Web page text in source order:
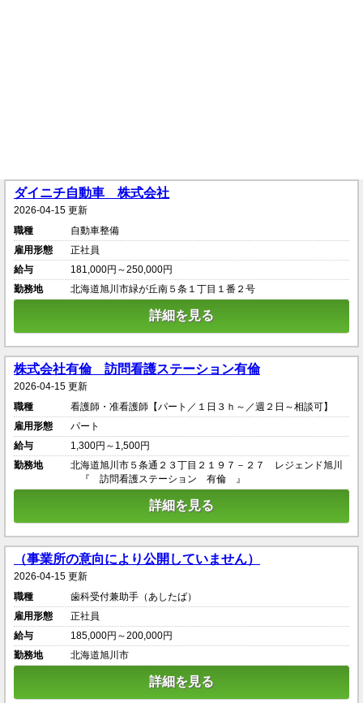
ダイニチ自動車 株式会社
2026-04-15 更新
職種
自動車整備
雇用形態
正社員
給与
181,000円～250,000円
勤務地
北海道旭川市緑が丘南５条１丁目１番２号
詳細を見る
株式会社有倫 訪問看護ステーション有倫
2026-04-15 更新
職種
看護師・准看護師【パート／１日３ｈ～／週２日～相談可】
雇用形態
パート
給与
1,300円～1,500円
勤務地
北海道旭川市５条通２３丁目２１９７－２７ レジェンド旭川
『 訪問看護ステーション 有倫 』
詳細を見る
（事業所の意向により公開していません）
2026-04-15 更新
職種
歯科受付兼助手（あしたば）
雇用形態
正社員
給与
185,000円～200,000円
勤務地
北海道旭川市
詳細を見る